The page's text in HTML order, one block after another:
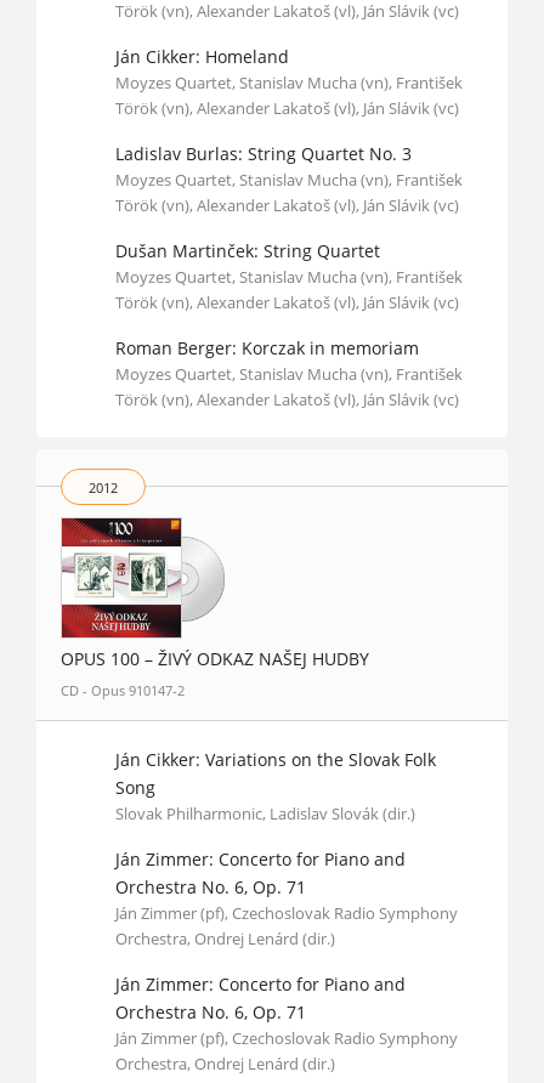
Török (vn), Alexander Lakatoš (vl), Ján Slávik (vc)
Ján Cikker: Homeland
Moyzes Quartet, Stanislav Mucha (vn), František
Török (vn), Alexander Lakatoš (vl), Ján Slávik (vc)
Ladislav Burlas: String Quartet No. 3
Moyzes Quartet, Stanislav Mucha (vn), František
Török (vn), Alexander Lakatoš (vl), Ján Slávik (vc)
Dušan Martinček: String Quartet
Moyzes Quartet, Stanislav Mucha (vn), František
Török (vn), Alexander Lakatoš (vl), Ján Slávik (vc)
Roman Berger: Korczak in memoriam
Moyzes Quartet, Stanislav Mucha (vn), František
Török (vn), Alexander Lakatoš (vl), Ján Slávik (vc)
2012
OPUS 100 – ŽIVÝ ODKAZ NAŠEJ HUDBY
CD - Opus 910147-2
Ján Cikker: Variations on the Slovak Folk
Song
Slovak Philharmonic, Ladislav Slovák (dir.)
Ján Zimmer: Concerto for Piano and
Orchestra No. 6, Op. 71
Ján Zimmer (pf), Czechoslovak Radio Symphony
Orchestra, Ondrej Lenárd (dir.)
Ján Zimmer: Concerto for Piano and
Orchestra No. 6, Op. 71
Ján Zimmer (pf), Czechoslovak Radio Symphony
Orchestra, Ondrej Lenárd (dir.)